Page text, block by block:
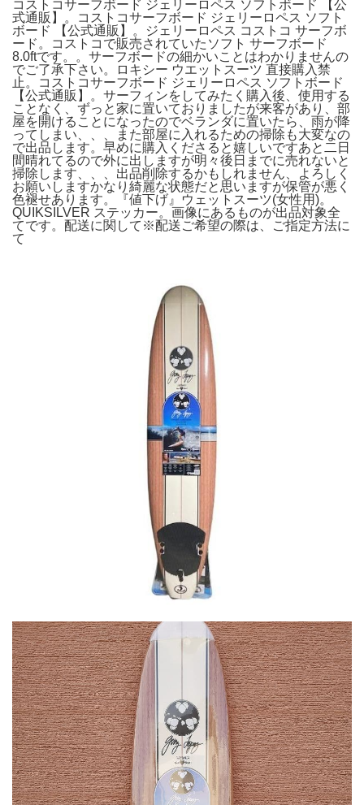
コストコサーフボード ジェリーロペス ソフトボード 【公
式通販】。コストコサーフボード ジェリーロペス ソフト
ボード 【公式通販】。ジェリーロペス コストコ サーフボ
ード。コストコで販売されていたソフト サーフボード
8.0ftです。。サーフボードの細かいことはわかりませんの
でご了承下さい。ロキシー ウエットスーツ 直接購入禁
止。コストコサーフボード ジェリーロペス ソフトボード
【公式通販】。サーフィンをしてみたく購入後、使用する
ことなく、ずっと家に置いておりましたが来客があり、部
屋を開けることになったのでベランダに置いたら、雨が降
ってしまい、、、また部屋に入れるための掃除も大変なの
で出品します。早めに購入くださると嬉しいですあと二日
間晴れてるので外に出しますが明々後日までに売れないと
掃除します、、、出品削除するかもしれません、よろしく
お願いしますかなり綺麗な状態だと思いますが保管が悪く
色褪せあります。『値下げ』ウェットスーツ(女性用)。
QUIKSILVER ステッカー。画像にあるものが出品対象全
てです。配送に関して※配送ご希望の際は、ご指定方法に
て